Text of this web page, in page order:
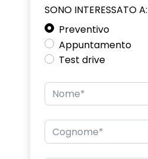
SONO INTERESSATO A:
Preventivo
Appuntamento
Test drive